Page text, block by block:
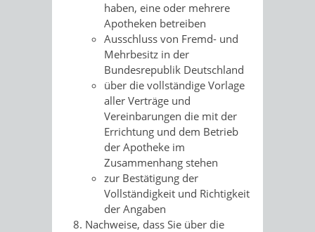
haben, eine oder mehrere
Apotheken betreiben
Ausschluss von Fremd- und
Mehrbesitz in der
Bundesrepublik Deutschland
über die vollständige Vorlage
aller Verträge und
Vereinbarungen die mit der
Errichtung und dem Betrieb
der Apotheke im
Zusammenhang stehen
zur Bestätigung der
Vollständigkeit und Richtigkeit
der Angaben
Nachweise, dass Sie über die